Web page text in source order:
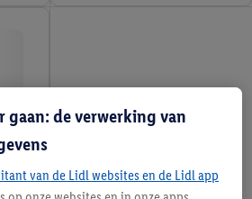
gaan: de verwerking van
van de Lidl websites en de Lidl app